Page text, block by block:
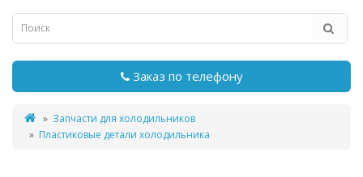
Заказ по телефону
Запчасти для холодильников
Пластиковые детали холодильника